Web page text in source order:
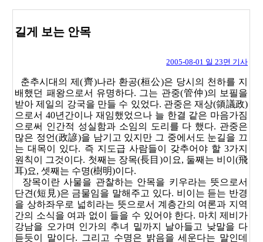
길게 보는 안목
2005-08-01 일 23면 기사
춘추시대의 제(齊)나라 환공(桓公)은 당시의 천하를 지
배했던 패왕으로서 유명하다. 그는 관중(管仲)의 보필을
받아 제일의 강국을 만들 수 있었다. 관중은 재상(領議政)
으로서 40년간이나 재임했었으나 늘 한결 같은 마음가짐
으로써 인간적 성실함과 소임의 도리를 다 했다. 관중은
많은 정언(政諺)을 남기고 있지만 그 중에서도 눈길을 끄
는 대목이 있다. 즉 지도급 사람들이 갖추어야 할 3가지
원칙이 그것이다. 첫째는 장목(長目)이요, 둘째는 비이(飛
耳)요, 셋째는 수명(樹明)이다.
장목이란 사물을 관찰하는 안목을 키우라는 뜻으로서
단견(短見)은 금물임을 말해주고 있다. 비이는 듣는 반경
을 상하좌우로 넓히라는 뜻으로서 계층간의 여론과 지역
간의 소식을 여과 없이 들을 수 있어야 한다. 마치 제비가
강남을 오가며 인가의 추녀 밑까지 날아들고 낮말을 다
듣듯이 말이다. 그리고 수명은 밝음을 세운다는 말인데